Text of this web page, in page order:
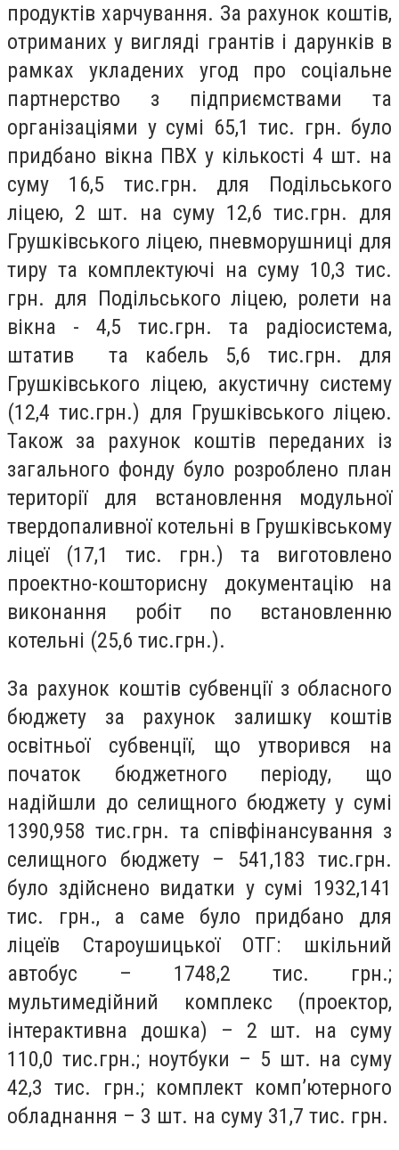
продуктів харчування. За рахунок коштів,
отриманих у вигляді грантів і дарунків в
рамках укладених угод про соціальне
партнерство з підприємствами та
організаціями у сумі 65,1 тис. грн. було
придбано вікна ПВХ у кількості 4 шт. на
суму 16,5 тис.грн. для Подільського
ліцею, 2 шт. на суму 12,6 тис.грн. для
Грушківського ліцею, пневморушниці для
тиру та комплектуючі на суму 10,3 тис.
грн. для Подільського ліцею, ролети на
вікна - 4,5 тис.грн. та радіосистема,
штатив та кабель 5,6 тис.грн. для
Грушківського ліцею, акустичну систему
(12,4 тис.грн.) для Грушківського ліцею.
Також за рахунок коштів переданих із
загального фонду було розроблено план
території для встановлення модульної
твердопаливної котельні в Грушківському
ліцеї (17,1 тис. грн.) та виготовлено
проектно-кошторисну документацію на
виконання робіт по встановленню
котельні (25,6 тис.грн.).
За рахунок коштів субвенції з обласного
бюджету за рахунок залишку коштів
освітньої субвенції, що утворився на
початок бюджетного періоду, що
надійшли до селищного бюджету у сумі
1390,958 тис.грн. та співфінансування з
селищного бюджету – 541,183 тис.грн.
було здійснено видатки у сумі 1932,141
тис. грн., а саме було придбано для
ліцеїв Староушицької ОТГ: шкільний
автобус – 1748,2 тис. грн.;
мультимедійний комплекс (проектор,
інтерактивна дошка) – 2 шт. на суму
110,0 тис.грн.; ноутбуки – 5 шт. на суму
42,3 тис. грн.; комплект комп’ютерного
обладнання – 3 шт. на суму 31,7 тис. грн.